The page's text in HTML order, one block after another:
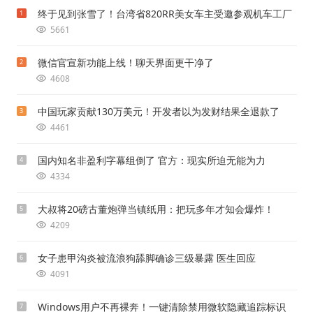
1 终于见到张雪了！台湾省820RR美女车主受邀参观机车工厂
5661
2 微信官宣新功能上线！聊天界面更干净了
4608
3 中国玩家贡献130万美元！开发者以为发财结果全退款了
4461
4 国内知名非盈利字幕组倒了 官方：现实所迫无能为力
4334
5 大叔将20磅古董炮弹当镇纸用：把玩多年才知会爆炸！
4209
6 女子患甲沟炎被流浪狗舔脚确诊三级暴露 医生回应
4091
7 Windows用户不再裸奔！一键清除禁用微软隐藏追踪标识